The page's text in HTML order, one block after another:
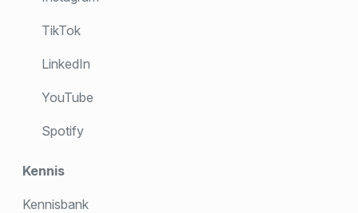
TikTok
LinkedIn
YouTube
Spotify
Kennis
Kennisbank